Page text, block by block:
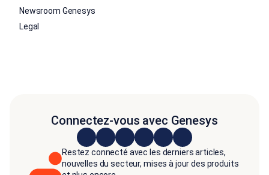
Newsroom Genesys
Legal
Connectez-vous avec Genesys
Restez connecté avec les derniers articles,
nouvelles du secteur, mises à jour des produits